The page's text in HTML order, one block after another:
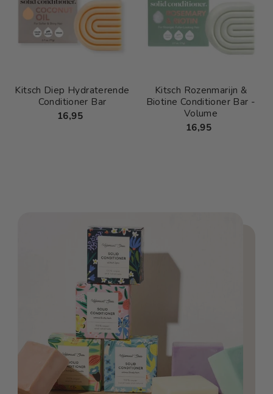
Kitsch Diep Hydraterende
Conditioner Bar
16,95
Kitsch Rozenmarijn &
Biotine Conditioner Bar -
Volume
16,95